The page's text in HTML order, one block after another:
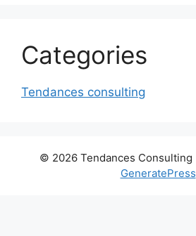
Categories
Tendances consulting
© 2026 Tendances Consulting
GeneratePress